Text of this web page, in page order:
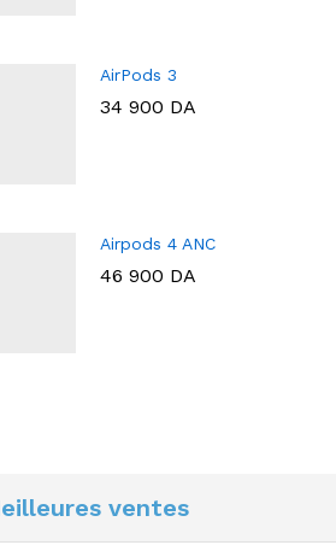
AirPods 3
34 900 DA
Airpods 4 ANC
46 900 DA
ventes